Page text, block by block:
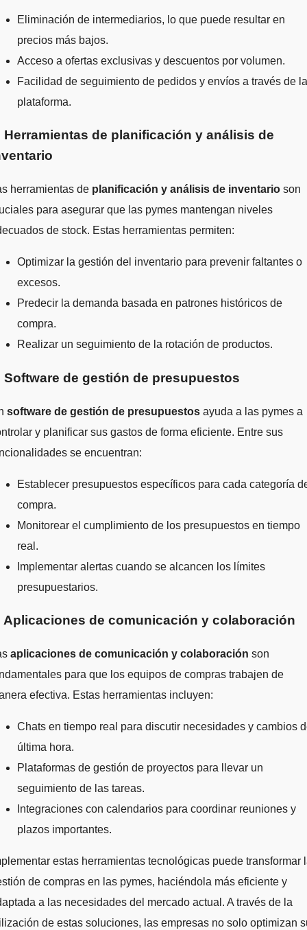
Eliminación de intermediarios, lo que puede resultar en
precios más bajos.
Acceso a ofertas exclusivas y descuentos por volumen.
Facilidad de seguimiento de pedidos y envíos a través de la
plataforma.
Herramientas de planificación y análisis de
herramientas de planificación y análisis de inventario son
para asegurar que las pymes mantengan niveles
de stock. Estas herramientas permiten:
Optimizar la gestión del inventario para prevenir faltantes o
excesos.
Predecir la demanda basada en patrones históricos de
compra.
Realizar un seguimiento de la rotación de productos.
Software de gestión de presupuestos
software de gestión de presupuestos ayuda a las pymes a
y planificar sus gastos de forma eficiente. Entre sus
se encuentran:
Establecer presupuestos específicos para cada categoría
compra.
Monitorear el cumplimiento de los presupuestos en tiempo
real.
Implementar alertas cuando se alcancen los límites
presupuestarios.
Aplicaciones de comunicación y colaboración
aplicaciones de comunicación y colaboración son
para que los equipos de compras trabajen de
efectiva. Estas herramientas incluyen:
Chats en tiempo real para discutir necesidades y cambios
última hora.
Plataformas de gestión de proyectos para llevar un
seguimiento de las tareas.
Integraciones con calendarios para coordinar reuniones y
plazos importantes.
estas herramientas tecnológicas puede transformar
de compras en las pymes, haciéndola más eficiente y
a las necesidades del mercado actual. A través de la
de estas soluciones, las empresas no solo optimizan